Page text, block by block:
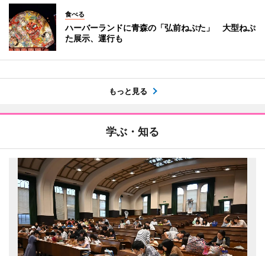
食べる
ハーバーランドに青森の「弘前ねぷた」 大型ねぷ
た展示、運行も
もっと見る
学ぶ・知る